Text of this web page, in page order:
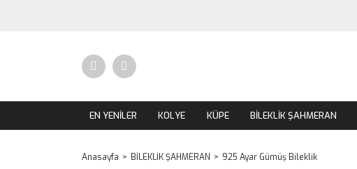
EN YENİLER KOLYE KÜPE BİLEKLİK ŞAHMERAN
Anasayfa BİLEKLİK ŞAHMERAN 925 Ayar Gümüş Bileklik